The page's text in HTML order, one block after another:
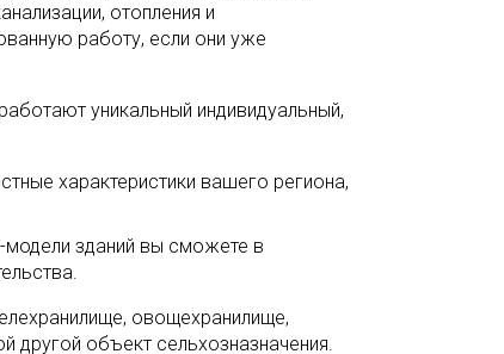
отопления и
работу, если они уже
уникальный индивидуальный,
характеристики вашего региона,
модели зданий вы сможете в
овощехранилище,
другой объект сельхозназначения.